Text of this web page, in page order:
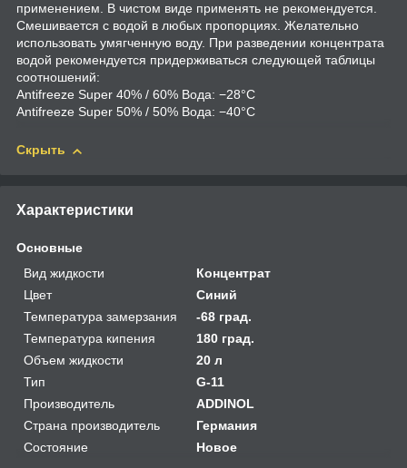
применением. В чистом виде применять не рекомендуется.
Смешивается с водой в любых пропорциях. Желательно
использовать умягченную воду. При разведении концентрата
водой рекомендуется придерживаться следующей таблицы
соотношений:
Antifreeze Super 40% / 60% Вода: −28°C
Antifreeze Super 50% / 50% Вода: −40°C
Скрыть
Характеристики
Основные
Вид жидкости
Концентрат
Цвет
Синий
Температура замерзания
-68 град.
Температура кипения
180 град.
Объем жидкости
20 л
Тип
G-11
Производитель
ADDINOL
Страна производитель
Германия
Состояние
Новое